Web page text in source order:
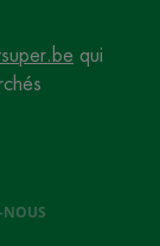
qui
NOUS